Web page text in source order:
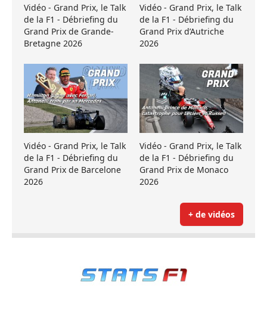
Vidéo - Grand Prix, le Talk
de la F1 - Débriefing du
Grand Prix de Grande-
Bretagne 2026
Vidéo - Grand Prix, le Talk
de la F1 - Débriefing du
Grand Prix d’Autriche
2026
Vidéo - Grand Prix, le Talk
de la F1 - Débriefing du
Grand Prix de Barcelone
2026
Vidéo - Grand Prix, le Talk
de la F1 - Débriefing du
Grand Prix de Monaco
2026
+ de vidéos